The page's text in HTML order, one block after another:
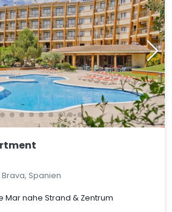
Spanien
Mar nahe Strand & Zentrum